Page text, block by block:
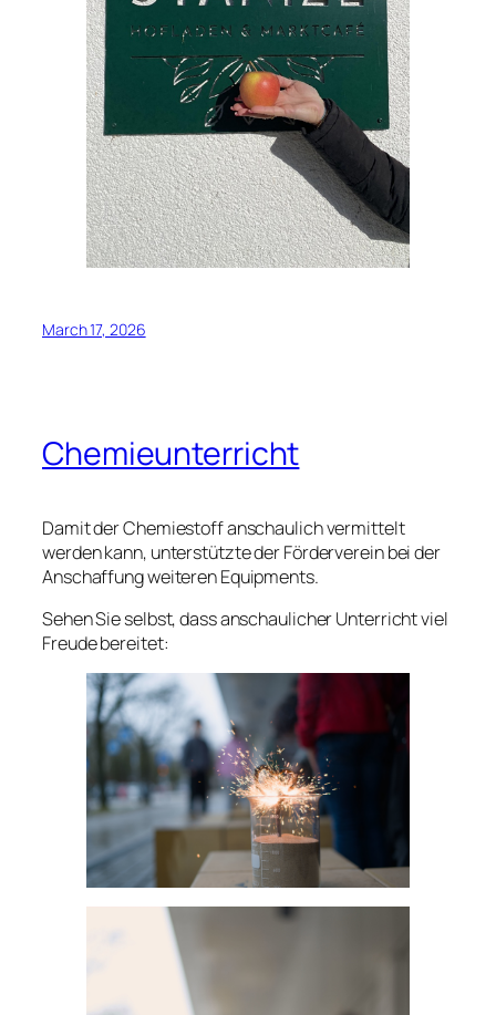
March 17, 2026
Chemieunterricht
Damit der Chemiestoff anschaulich vermittelt
werden kann, unterstützte der Förderverein bei der
Anschaffung weiteren Equipments.
Sehen Sie selbst, dass anschaulicher Unterricht viel
Freude bereitet: